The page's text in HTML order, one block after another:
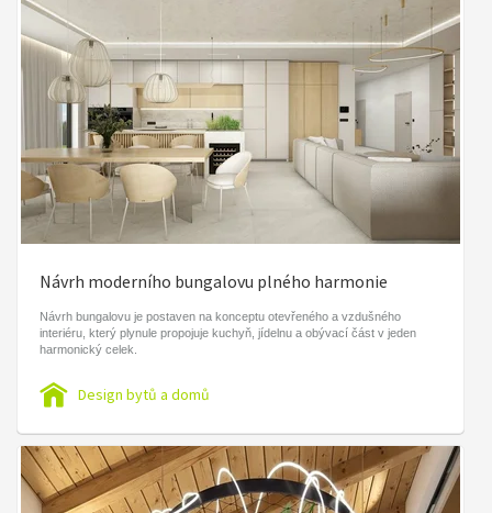
Návrh moderního bungalovu plného harmonie
Návrh bungalovu je postaven na konceptu otevřeného a vzdušného
interiéru, který plynule propojuje kuchyň, jídelnu a obývací část v jeden
harmonický celek.
Design bytů a domů